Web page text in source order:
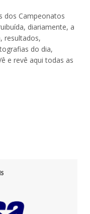
dos Campeonatos
diariamente, a
resultados,
do dia,
e revê aqui todas as